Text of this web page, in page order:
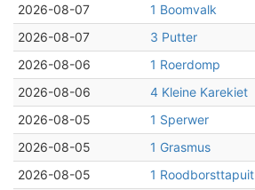
2026-08-07
1 Boomvalk
2026-08-07
3 Putter
2026-08-06
1 Roerdomp
2026-08-06
4 Kleine Karekiet
2026-08-05
1 Sperwer
2026-08-05
1 Grasmus
2026-08-05
1 Roodborsttapuit